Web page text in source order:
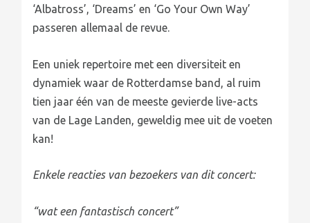
‘Albatross’, ‘Dreams’ en ‘Go Your Own Way’
passeren allemaal de revue.
Een uniek repertoire met een diversiteit en
dynamiek waar de Rotterdamse band, al ruim
tien jaar één van de meeste gevierde live-acts
van de Lage Landen, geweldig mee uit de voeten
kan!
Enkele reacties van bezoekers van dit concert:
“wat een fantastisch concert”